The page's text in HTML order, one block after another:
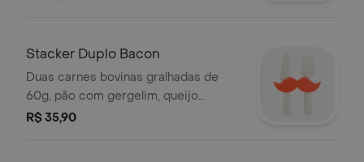
Stacker Duplo Bacon
Duas carnes bovinas gralhadas de
60g, pão com gergelim, queijo
derretido, fatias de bacon crocante e
R$ 35,90